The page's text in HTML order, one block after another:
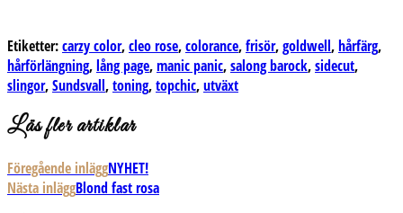
Etiketter:carzy color,cleo rose,colorance,frisör,goldwell,hårfärg,
hårförlängning,lång page,manic panic,salong barock,sidecut,
slingor,Sundsvall,toning,topchic,utväxt
Läs fler artiklar
Föregående inläggNYHET!
Nästa inläggBlond fast rosa